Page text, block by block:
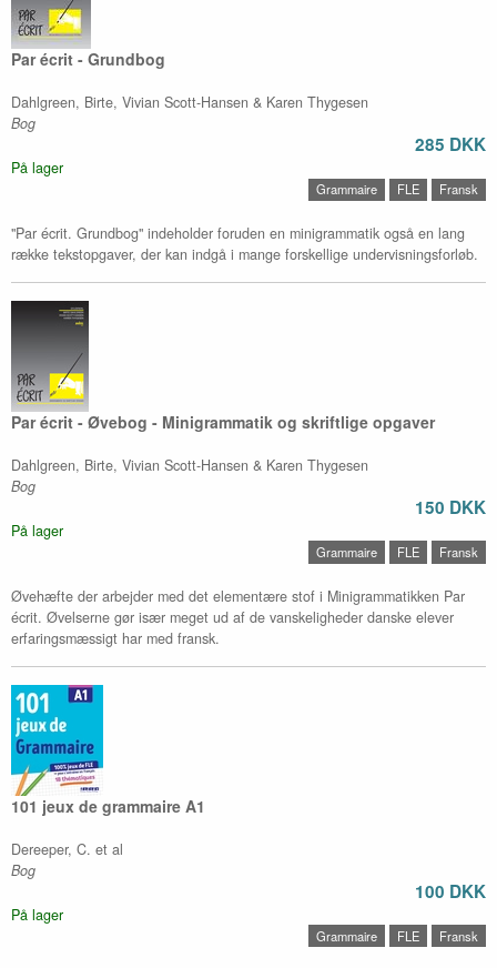
Par écrit - Grundbog
Dahlgreen, Birte, Vivian Scott-Hansen & Karen Thygesen
Bog
285 DKK
På lager
Grammaire FLE Fransk
"Par écrit. Grundbog" indeholder foruden en minigrammatik også en lang
række tekstopgaver, der kan indgå i mange forskellige undervisningsforløb.
Par écrit - Øvebog - Minigrammatik og skriftlige opgaver
Dahlgreen, Birte, Vivian Scott-Hansen & Karen Thygesen
Bog
150 DKK
På lager
Grammaire FLE Fransk
Øvehæfte der arbejder med det elementære stof i Minigrammatikken Par
écrit. Øvelserne gør især meget ud af de vanskeligheder danske elever
erfaringsmæssigt har med fransk.
101 jeux de grammaire A1
Dereeper, C. et al
Bog
100 DKK
På lager
Grammaire FLE Fransk